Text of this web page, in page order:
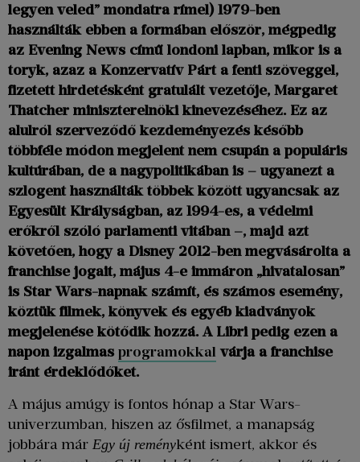
legyen veled” mondatra rímel) 1979-ben
használták ebben a formában először, mégpedig
az Evening News című londoni lapban, mikor is a
toryk, azaz a Konzervatív Párt a fenti szöveggel,
fizetett hirdetésként gratulált vezetője, Margaret
Thatcher miniszterelnöki kinevezéséhez. Ez az
alulról szerveződő kezdeményezés később
többféle módon megjelent nem csupán a populáris
kultúrában, de a nagypolitikában is – ugyanezt a
szlogent használták többek között ugyancsak az
Egyesült Királyságban, az 1994-es, a védelmi
erőkről szóló parlamenti vitában –, majd azt
követően, hogy a Disney 2012-ben megvásárolta a
franchise jogait, május 4-e immáron „hivatalosan”
is Star Wars-napnak számít, és számos esemény,
köztük filmek, könyvek és egyéb kiadványok
megjelenése kötődik hozzá. A Libri pedig ezen a
napon izgalmas programokkal várja a franchise
iránt érdeklődőket.
A május amúgy is fontos hónap a Star Wars-
univerzumban, hiszen az ősfilmet, a manapság
jobbára már Egy új reményként ismert, akkor és